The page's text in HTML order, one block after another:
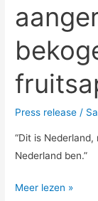
Press release /
“Dit is
Nederland ben.”
Meer lezen »